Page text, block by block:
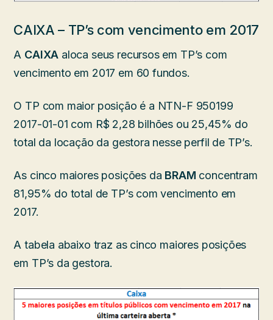
CAIXA – TP’s com vencimento em 2017
A CAIXA aloca seus recursos em TP’s com
vencimento em 2017 em 60 fundos.
O TP com maior posição é a NTN-F 950199
2017-01-01 com R$ 2,28 bilhões ou 25,45% do
total da locação da gestora nesse perfil de TP’s.
As cinco maiores posições da BRAM concentram
81,95% do total de TP’s com vencimento em
2017.
A tabela abaixo traz as cinco maiores posições
em TP’s da gestora.